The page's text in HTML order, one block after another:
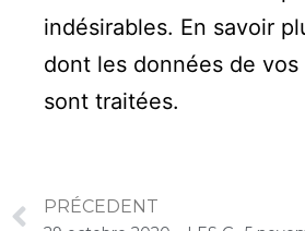
indésirables. En savoir
dont les données de
sont traitées.
PRÉCEDENT